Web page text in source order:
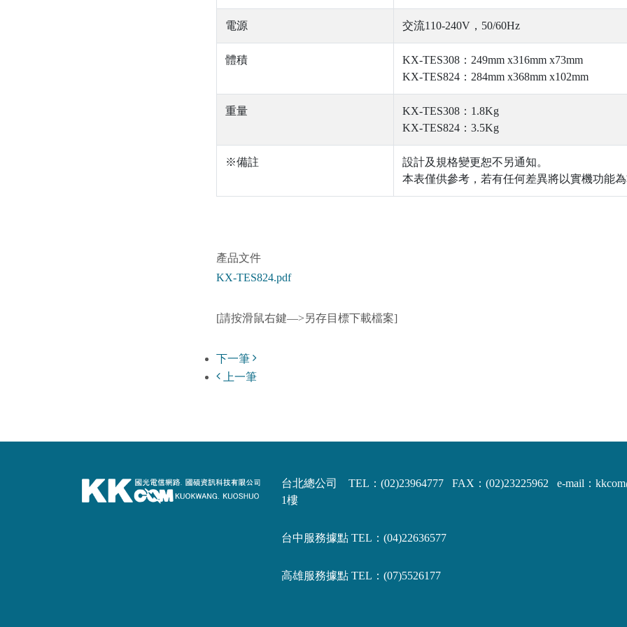
電源 交流110-240V，50/60Hz
體積
KX-TES308：249mm x316mm x73mm
KX-TES824：284mm x368mm x102mm
重量
KX-TES308：1.8Kg
KX-TES824：3.5Kg
※備註
設計及規格變更恕不另通知。
本表僅供參考，若有任何差異將以實機功能
產品文件
KX-TES824.pdf
[請按滑鼠右鍵—>另存目標下載檔案]
下一筆
上一筆
台北總公司 TEL：(02)23964777 FAX：(02)23225962 e-mail：
1樓
台中服務據點 TEL：(04)22636577
高雄服務據點 TEL：(07)5526177